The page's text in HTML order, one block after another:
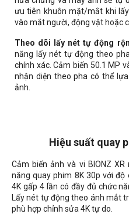
ưu tiên khuôn mặt/mắt khi
vào mắt người, động vật hoặc
Theo dõi lấy nét tự động
năng lấy nét tự động theo
chính xác. Cảm biến 50.1 MP
nhận diện theo pha có thể
ảnh.
Hiệu suất quay
Cảm biến ảnh và vi BIONZ
năng quay phim 8K 30p với
4K gấp 4 lần có đầy đủ chức
Lấy nét tự động theo ánh mắt
phù hợp chỉnh sửa 4K tự do.